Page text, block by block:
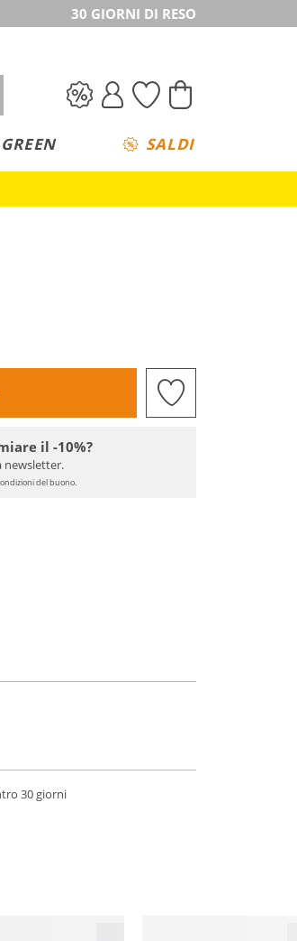
30 GIORNI DI RESO
SALDI
il -10%?
newsletter.
del buono.
30 giorni